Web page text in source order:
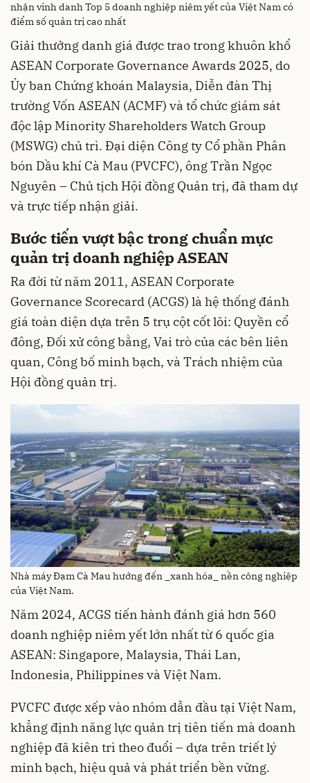
nhận vinh danh Top 5 doanh nghiệp niêm yết của Việt Nam có
điểm số quản trị cao nhất
Giải thưởng danh giá được trao trong khuôn khổ
ASEAN Corporate Governance Awards 2025, do
Ủy ban Chứng khoán Malaysia, Diễn đàn Thị
trường Vốn ASEAN (ACMF) và tổ chức giám sát
độc lập Minority Shareholders Watch Group
(MSWG) chủ trì. Đại diện Công ty Cổ phần Phân
bón Dầu khí Cà Mau (PVCFC), ông Trần Ngọc
Nguyên – Chủ tịch Hội đồng Quản trị, đã tham dự
và trực tiếp nhận giải.
Bước tiến vượt bậc trong chuẩn mực
quản trị doanh nghiệp ASEAN
Ra đời từ năm 2011, ASEAN Corporate
Governance Scorecard (ACGS) là hệ thống đánh
giá toàn diện dựa trên 5 trụ cột cốt lõi: Quyền cổ
đông, Đối xử công bằng, Vai trò của các bên liên
quan, Công bố minh bạch, và Trách nhiệm của
Hội đồng quản trị.
Nhà máy Đạm Cà Mau hướng đến _xanh hóa_ nền công nghiệp
của Việt Nam.
Năm 2024, ACGS tiến hành đánh giá hơn 560
doanh nghiệp niêm yết lớn nhất từ 6 quốc gia
ASEAN: Singapore, Malaysia, Thái Lan,
Indonesia, Philippines và Việt Nam.
PVCFC được xếp vào nhóm dẫn đầu tại Việt Nam,
khẳng định năng lực quản trị tiên tiến mà doanh
nghiệp đã kiên trì theo đuổi – dựa trên triết lý
minh bạch, hiệu quả và phát triển bền vững.